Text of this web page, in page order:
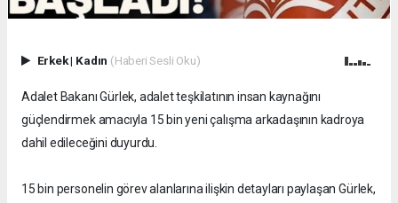
Erkek| Kadın (Haberi Sesli Oku)
Adalet Bakanı Gürlek, adalet teşkilatının insan kaynağını
güçlendirmek amacıyla 15 bin yeni çalışma arkadaşının kadroya
dahil edileceğini duyurdu.
15 bin personelin görev alanlarına ilişkin detayları paylaşan Gürlek,